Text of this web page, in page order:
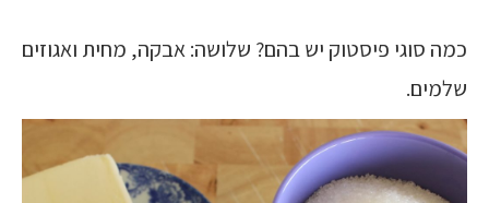
כמה סוגי פיסטוק יש בהם? שלושה: אבקה, מחית ואגוזים
שלמים.